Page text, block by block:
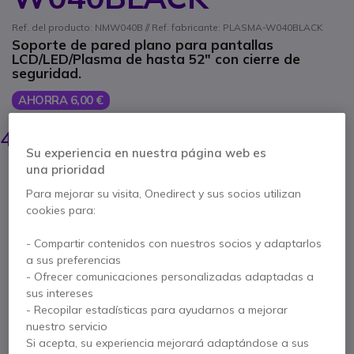
Ref. del producto: NMW040B // Ref. fabricante: PLASMA-W040BLACK
Soporte de pared plano para pantallas
LCD/LED/Plasma de hasta 52" con cierre de
seguridad.
AHORRA 6,00 €
43,95 €
Cantidad
No está disponible
5 años de garantíadel fabricante
Paga en 3 pagos de
Su experiencia en nuestra página web es
una prioridad
Para mejorar su visita, Onedirect y sus socios utilizan
cookies para:
- Compartir contenidos con nuestros socios y adaptarlos
a sus preferencias
- Ofrecer comunicaciones personalizadas adaptadas a
sus intereses
- Recopilar estadísticas para ayudarnos a mejorar
nuestro servicio
Si acepta, su experiencia mejorará adaptándose a sus